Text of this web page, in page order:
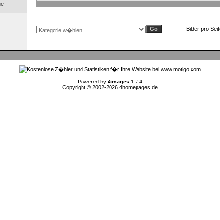
Bilder pro
Powered by 4images 1.7.4
Copyright © 2002-2026 4homepages.de